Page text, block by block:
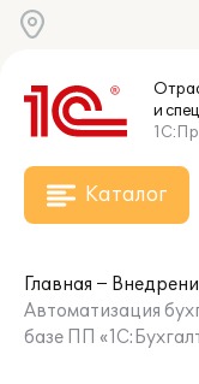
и
Каталог
Главная
Автоматизация
базе ПП